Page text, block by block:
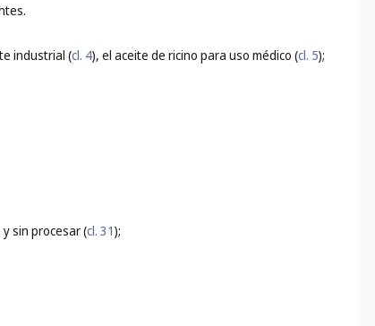
industrial (cl. 4), el aceite de ricino para uso médico (cl. 5);
sin procesar (cl. 31);